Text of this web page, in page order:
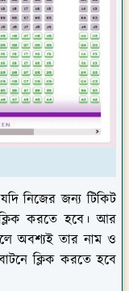
নিজের জন্য টিকিট
করতে হবে। আর
অবশ্যই তার নাম ও
ক্লিক করতে হবে